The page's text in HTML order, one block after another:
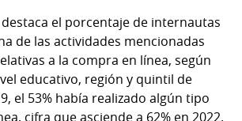
destaca el porcentaje de internautas
de las actividades mencionadas
a la compra en línea, según
educativo, región y quintil de
el 53% había realizado algún tipo
cifra que asciende a 62% en 2022.